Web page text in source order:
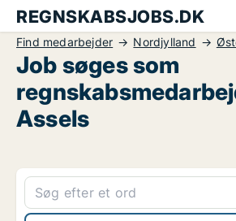
REGNSKABSJOBS.DK
Find medarbejder Nordjylland
Job søges som
Assels